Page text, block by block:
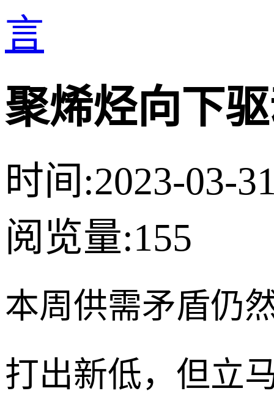
聚烯烃向下
时间:2023-03-
阅览量:155
本周供需矛盾仍
打出新低，但立